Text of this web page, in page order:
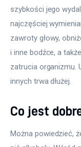
szybkości jego
najczęściej
zawroty głowy,
i inne bodźce, a
zatrucia organizmu.
innych trwa dłużej.
Co jest
Można powiedzieć,